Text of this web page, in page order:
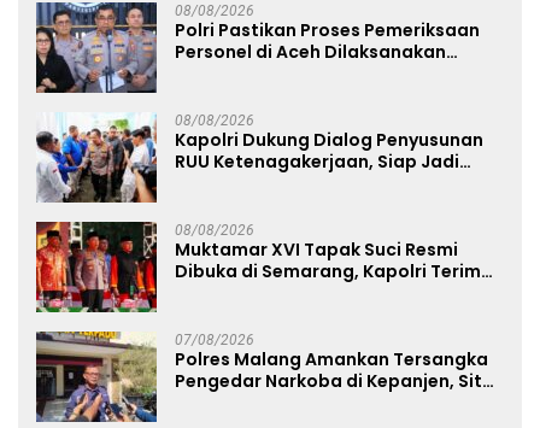
08/08/2026
Polri Pastikan Proses Pemeriksaan
Personel di Aceh Dilaksanakan
08/08/2026
Kapolri Dukung Dialog Penyusunan
RUU Ketenagakerjaan, Siap Jadi
08/08/2026
Muktamar XVI Tapak Suci Resmi
Dibuka di Semarang, Kapolri Terima
07/08/2026
Polres Malang Amankan Tersangka
Pengedar Narkoba di Kepanjen, Sita